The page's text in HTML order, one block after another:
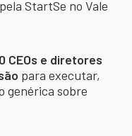
StartSe no Vale
CEOs e diretores
para executar,
genérica sobre